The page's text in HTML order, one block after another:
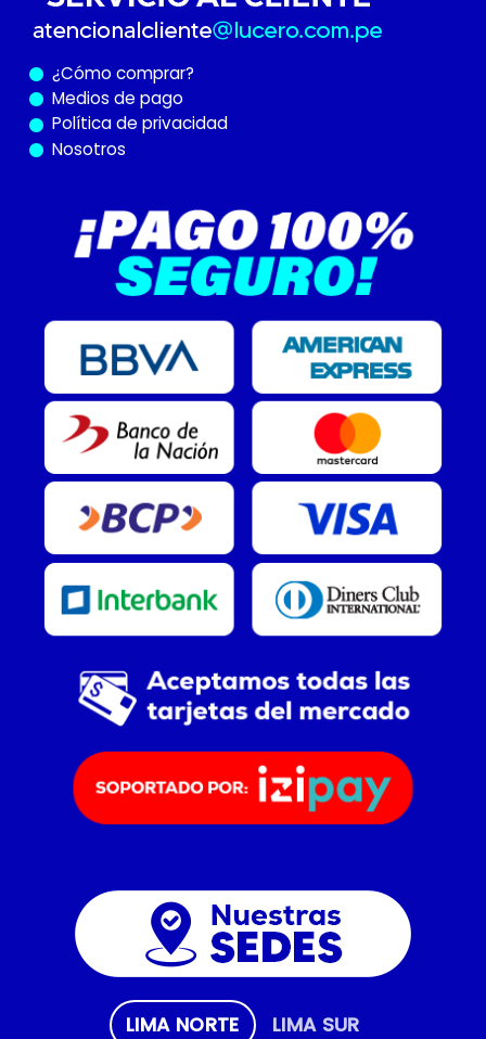
¿Cómo comprar?
Medios de pago
Política de privacidad
Nosotros
LIMA NORTE LIMA SUR